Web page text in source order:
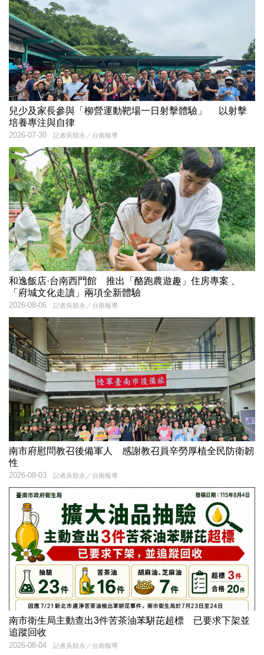
兒少及家長參與「柳營運動靶場一日射擊體驗」 以射擊
培養專注與自律
記者吳順永／台南報導
2026-07-30
和逸飯店·台南西門館 推出「酪跑農遊趣」住房專案 、
「府城文化走讀」兩項全新體驗
記者吳順永／台南報導
2026-08-06
南市府慰問教召後備軍人 感謝教召員辛勞厚植全民防衛韌
性
記者吳順永／台南報導
2026-08-03
南市衛生局主動查出3件苦茶油苯駢芘超標 已要求下架並
追蹤回收
記者吳順永／台南報導
2026-08-04